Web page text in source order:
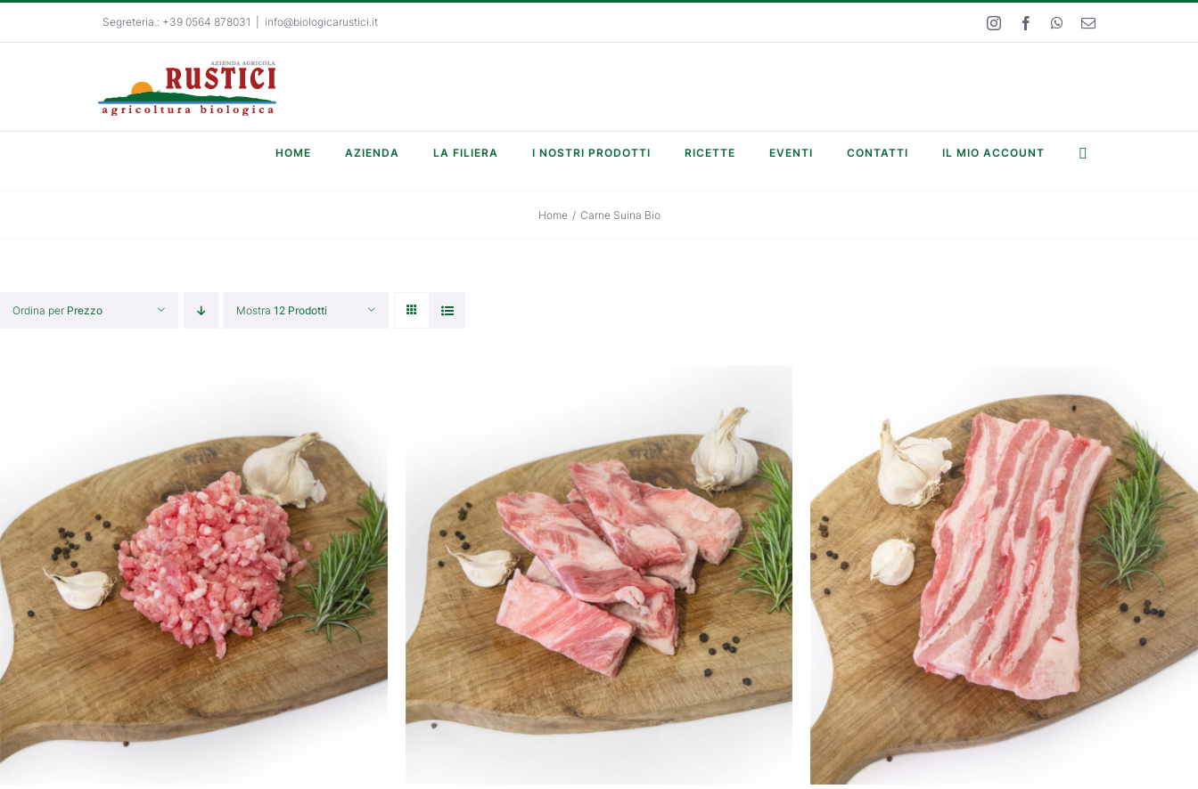
Segreteria.: +39 0564 878031 info@biologicarustici.it InstagramFacebookWhatsApp
Email
HOME AZIENDA LA FILIERA I NOSTRI PRODOTTI RICETTE EVENTI CONTATTI IL MIO ACCOUNT
Home / Carne Suina Bio
Ordina per Prezzo Mostra 12 Prodotti
ANTEPRIMA RAPIDA ANTEPRIMA RAPIDA ANTEPRIMA RAPIDA